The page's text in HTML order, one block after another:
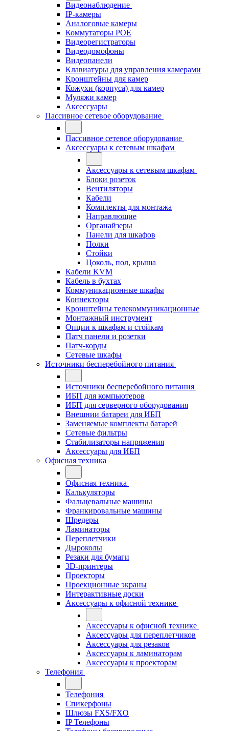
Видеонаблюдение
IP-камеры
Аналоговые камеры
Коммутаторы POE
Видеорегистраторы
Видеодомофоны
Видеопанели
Клавиатуры для управления камерами
Кронштейны для камер
Кожухи (корпуса) для камер
Муляжи камер
Аксессуары
Пассивное сетевое оборудование
Пассивное сетевое оборудование
Аксессуары к сетевым шкафам
Аксессуары к сетевым шкафам
Блоки розеток
Вентиляторы
Кабели
Комплекты для монтажа
Направлющие
Органайзеры
Панели для шкафов
Полки
Стойки
Цоколь, пол, крыша
Кабели KVM
Кабель в бухтах
Коммуникационные шкафы
Коннекторы
Кронштейны телекоммуникационные
Монтажный инструмент
Опции к шкафам и стойкам
Патч панели и розетки
Патч-корды
Сетевые шкафы
Источники бесперебойного питания
Источники бесперебойного питания
ИБП для компьютеров
ИБП для серверного оборудования
Внешнии батареи для ИБП
Заменяемые комплекты батарей
Сетевые фильтры
Стабилизаторы напряжения
Аксессуары для ИБП
Офисная техника
Офисная техника
Калькуляторы
Фальцевальные машины
Франкировальные машины
Шредеры
Ламинаторы
Переплетчики
Дыроколы
Резаки для бумаги
3D-принтеры
Проекторы
Проекционные экраны
Интерактивные доски
Аксессуары к офисной технике
Аксессуары к офисной технике
Аксессуары для переплетчиков
Аксессуары для резаков
Аксессуары к ламинаторам
Аксессуары к проекторам
Телефония
Телефония
Спикерфоны
Шлюзы FXS/FXO
IP Телефоны